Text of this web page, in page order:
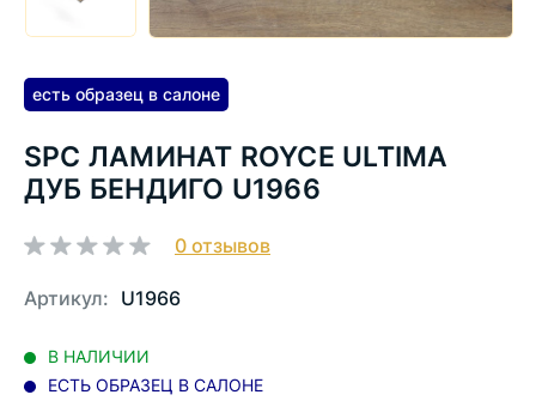
есть образец в салоне
SPC ЛАМИНАТ ROYCE ULTIMA
ДУБ БЕНДИГО U1966
0 отзывов
Артикул: U1966
В НАЛИЧИИ
ЕСТЬ ОБРАЗЕЦ В САЛОНЕ